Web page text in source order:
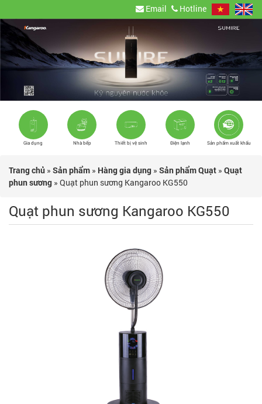
Email Hotline
Gia dụng Nhà bếp Thiết bị vệ sinh Điện lạnh Sản phẩm xuất khẩu
Trang chủ » Sản phẩm » Hàng gia dụng » Sản phẩm Quạt » Quạt
phun sương » Quạt phun sương Kangaroo KG550
Quạt phun sương Kangaroo KG550